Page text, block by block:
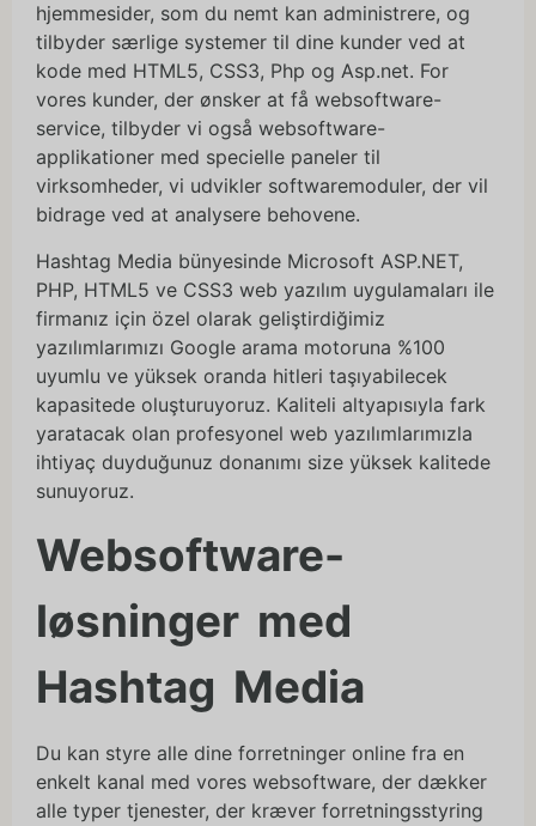
hjemmesider, som du nemt kan administrere, og
tilbyder særlige systemer til dine kunder ved at
kode med HTML5, CSS3, Php og Asp.net. For
vores kunder, der ønsker at få websoftware-
service, tilbyder vi også websoftware-
applikationer med specielle paneler til
virksomheder, vi udvikler softwaremoduler, der vil
bidrage ved at analysere behovene.
Hashtag Media bünyesinde Microsoft ASP.NET,
PHP, HTML5 ve CSS3 web yazılım uygulamaları ile
firmanız için özel olarak geliştirdiğimiz
yazılımlarımızı Google arama motoruna %100
uyumlu ve yüksek oranda hitleri taşıyabilecek
kapasitede oluşturuyoruz. Kaliteli altyapısıyla fark
yaratacak olan profesyonel web yazılımlarımızla
ihtiyaç duyduğunuz donanımı size yüksek kalitede
sunuyoruz.
Websoftware-
løsninger med
Hashtag Media
Du kan styre alle dine forretninger online fra en
enkelt kanal med vores websoftware, der dækker
alle typer tjenester, der kræver forretningsstyring